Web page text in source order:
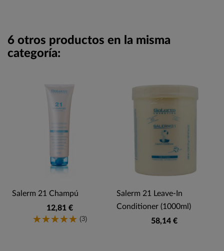
6 otros productos en la misma
categoría:
Salerm 21 Champú
12,81 €
(3)
Salerm 21 Leave-In
Conditioner (1000ml)
58,14 €